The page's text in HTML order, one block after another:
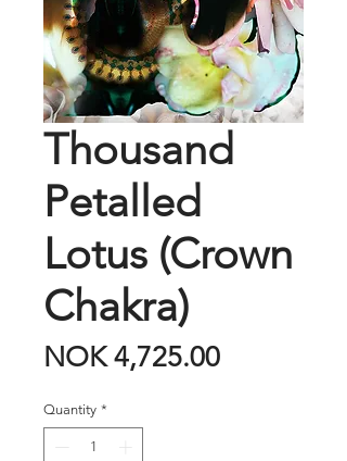
Thousand
Petalled
Lotus (Crown
Chakra)
NOK 4,725.00Price
Quantity *